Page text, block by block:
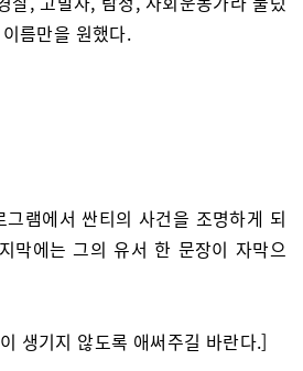
름만을 원했다.
그램에서 싼티의 사건을 조명하게 되
막에는 그의 유서 한 문장이 자막으
생기지 않도록 애써주길 바란다.]